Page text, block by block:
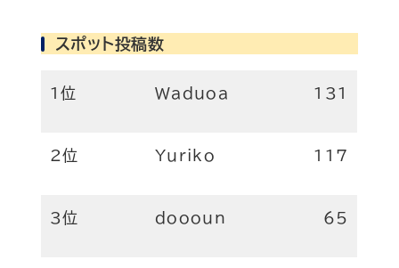
スポット投稿数
1位 Waduoa 131
2位 Yuriko 117
3位 doooun 65